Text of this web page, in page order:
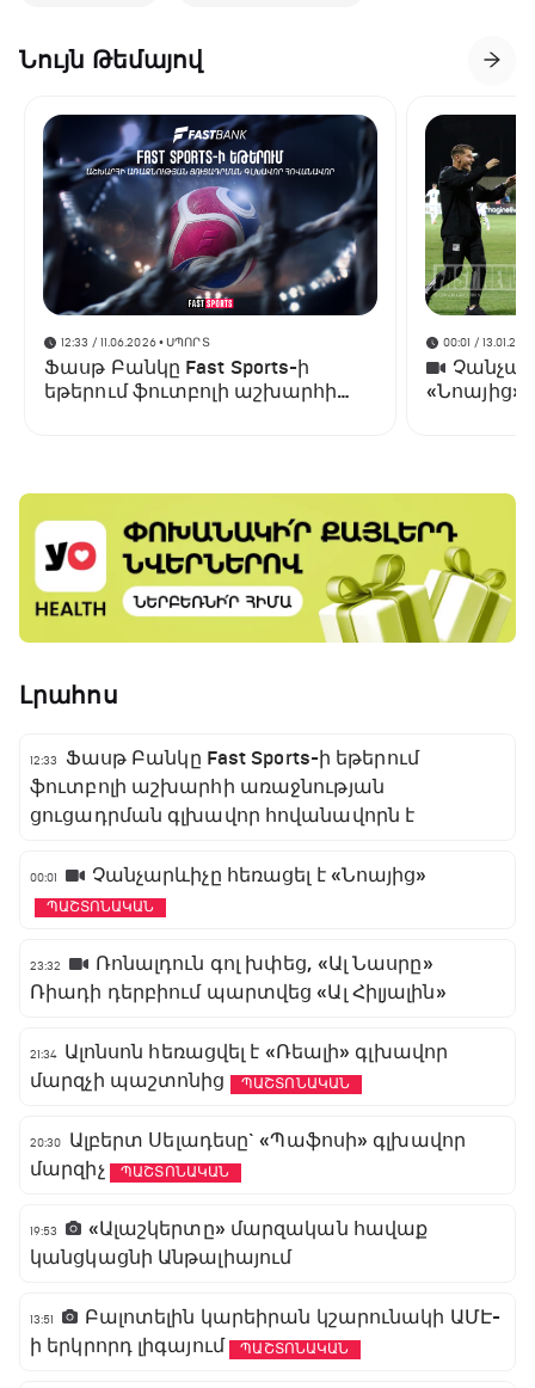
Նույն Թեմայով
12:33 / 11.06.2026• ՍՊՈՐՏ
Ֆասթ Բանկը Fast Sports-ի
եթերում ֆուտբոլի աշխարհի
00:01 /
«Նոայից»
Լրահոս
12:33
Ֆասթ Բանկը Fast Sports-ի եթերում
ֆուտբոլի աշխարհի առաջնության
ցուցադրման գլխավոր հովանավորն է
00:01 Չանչարևիչը հեռացել է «Նոայից»
ՊԱՇՏՈՆԱԿԱՆ
23:32
Ռոնալդուն գոլ խփեց, «Ալ Նասրը»
Ռիադի դերբիում պարտվեց «Ալ Հիլյալին»
21:34 Ալոնսոն հեռացվել է «Ռեալի» գլխավոր
մարզչի պաշտոնից
ՊԱՇՏՈՆԱԿԱՆ
20:30
Ալբերտ Սելադեսը` «Պաֆոսի» գլխավոր
մարզիչ
ՊԱՇՏՈՆԱԿԱՆ
19:53
«Ալաշկերտը» մարզական հավաք
կանցկացնի Անթալիայում
13:51
Բալոտելին կարեիրան կշարունակի ԱՄԷ-
ի երկրորդ լիգայում
ՊԱՇՏՈՆԱԿԱՆ